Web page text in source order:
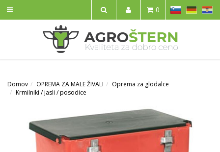
IŠČI
SL HR
0
Domov OPREMA ZA MALE ŽIVALI
Oprema za glodalce
Krmilniki / jasli / posodice